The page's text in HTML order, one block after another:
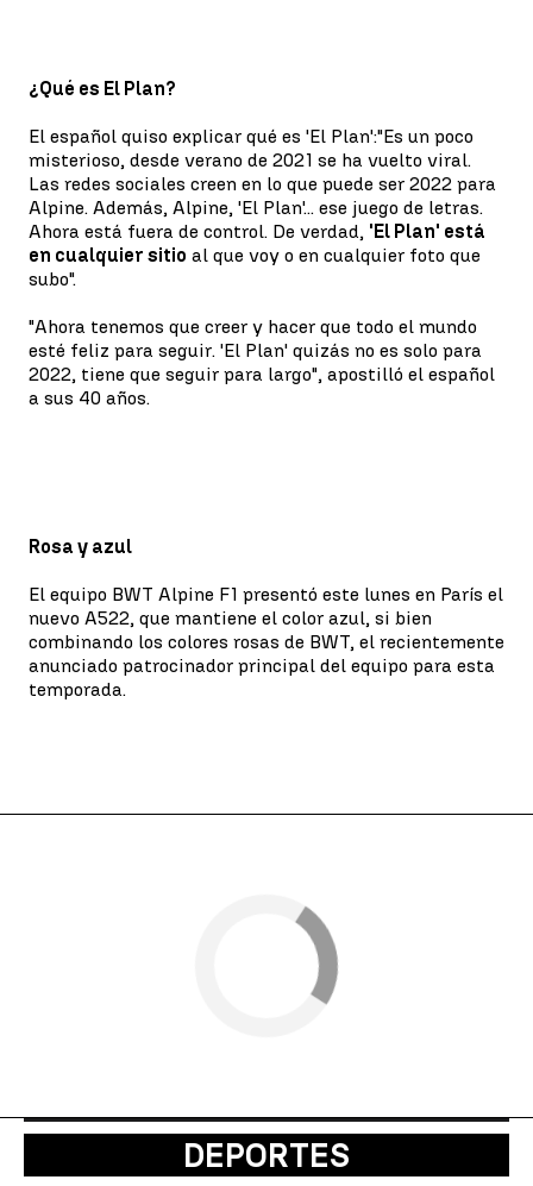
¿Qué es El Plan?
El español quiso explicar qué es 'El Plan':"Es un poco
misterioso, desde verano de 2021 se ha vuelto viral.
Las redes sociales creen en lo que puede ser 2022 para
Alpine. Además, Alpine, 'El Plan'... ese juego de letras.
Ahora está fuera de control. De verdad, 'El Plan' está
en cualquier sitio al que voy o en cualquier foto que
subo".
"Ahora tenemos que creer y hacer que todo el mundo
esté feliz para seguir. 'El Plan' quizás no es solo para
2022, tiene que seguir para largo", apostilló el español
a sus 40 años.
Rosa y azul
El equipo BWT Alpine F1 presentó este lunes en París el
nuevo A522, que mantiene el color azul, si bien
combinando los colores rosas de BWT, el recientemente
anunciado patrocinador principal del equipo para esta
temporada.
DEPORTES